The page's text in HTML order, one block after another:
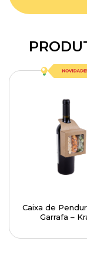
Caixa de
Garrafa –